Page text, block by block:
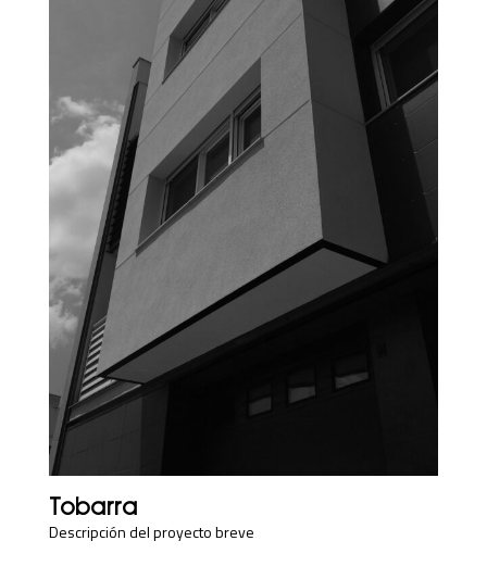
Tobarra
Descripción del proyecto breve